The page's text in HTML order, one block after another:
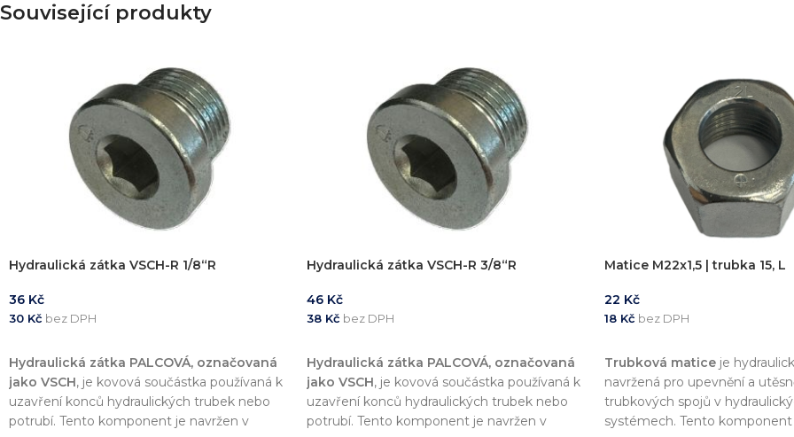
Související produkty
Hydraulická zátka VSCH-R 1/8“R
36 Kč
30 Kč bez DPH
Hydraulická zátka PALCOVÁ, označovaná
jako VSCH, je kovová součástka používaná k
uzavření konců hydraulických trubek nebo
potrubí. Tento komponent je navržen v
Hydraulická zátka VSCH-R 3/8“R
46 Kč
38 Kč bez DPH
Hydraulická zátka PALCOVÁ, označovaná
jako VSCH, je kovová součástka používaná k
uzavření konců hydraulických trubek nebo
potrubí. Tento komponent je navržen v
Matice M22x1,5 | trubka 15, L
22 Kč
18 Kč bez DPH
Trubková matice je
navržená pro upevnění a
trubkových spojů v
systémech. Tento